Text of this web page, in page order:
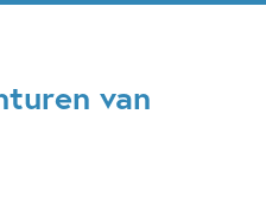
van